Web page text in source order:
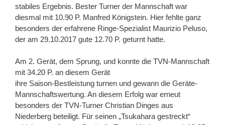
stabiles Ergebnis. Bester Turner der Mannschaft war
diesmal mit 10.90 P. Manfred Königstein. Hier fehlte ganz
besonders der erfahrene Ringe-Spezialist Maurizio Peluso,
der am 29.10.2017 gute 12.70 P. geturnt hatte.
Am 2. Gerät, dem Sprung, und konnte die TVN-Mannschaft
mit 34.20 P. an diesem Gerät
ihre Saison-Bestleistung turnen und gewann die Geräte-
Mannschaftswertung. An diesem Erfolg war erneut
besonders der TVN-Turner Christian Dinges aus
Niederberg beteiligt. Für seinen „Tsukahara gestreckt“